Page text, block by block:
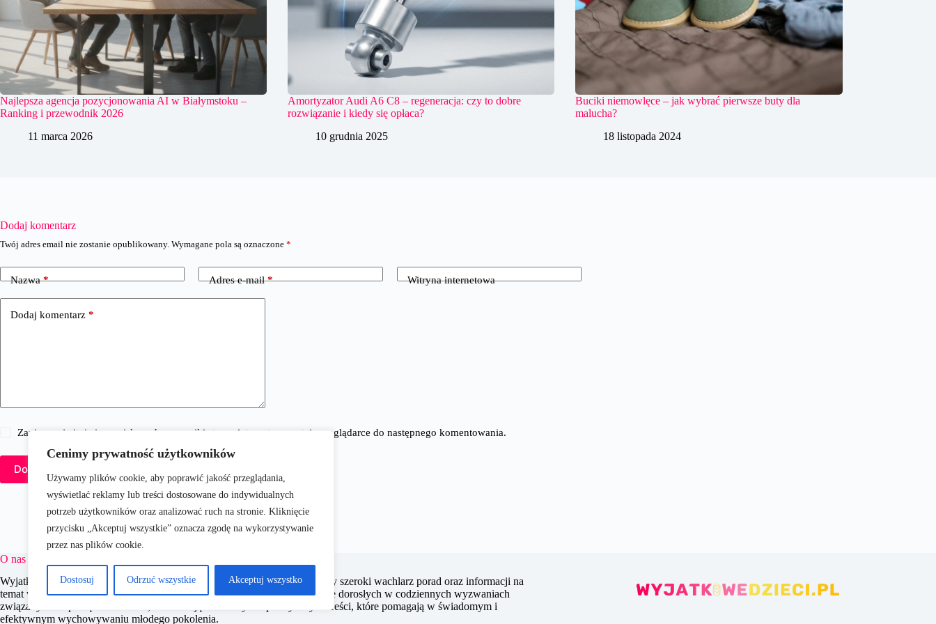
Cenimy prywatność użytkowników
Używamy plików cookie, aby poprawić jakość przeglądania,
wyświetlać reklamy lub treści dostosowane do indywidualnych
potrzeb użytkowników oraz analizować ruch na stronie. Kliknięcie
przycisku „Akceptuj wszystkie” oznacza zgodę na wykorzystywanie
przez nas plików cookie.
Dostosuj Odrzuć wszystkie Akceptuj wszystko
Najlepsza agencja pozycjonowania AI w Białymstoku –
Ranking i przewodnik 2026
11 marca 2026
Amortyzator Audi A6 C8 – regeneracja: czy to dobre
rozwiązanie i kiedy się opłaca?
10 grudnia 2025
Buciki niemowlęce – jak wybrać pierwsze buty dla
malucha?
18 listopada 2024
Dodaj komentarz
Twój adres email nie zostanie opublikowany. Wymagane pola są oznaczone *
Nazwa* Adres e-mail* Witryna internetowa
Dodaj komentarz *
Zapisz moje imię i nazwisko, adres e-mail i stronę internetową w tej przeglądarce do następnego komentowania.
Dodaj komentarz
O nas
WyjatkoweDzieci.pl to portal dedykowany rodzicom i opiekunom, oferujący szeroki wachlarz porad oraz informacji na
temat wychowania, edukacji i zdrowia dzieci. Naszym celem jest wspieranie dorosłych w codziennych wyzwaniach
związanych z opieką nad dziećmi, dostarczając aktualnych i praktycznych treści, które pomagają w świadomym i
efektywnym wychowywaniu młodego pokolenia.